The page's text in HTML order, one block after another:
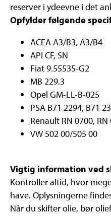
reserver i ydeevne i det
Opfylder følgende
ACEA A3/B3, A3/B4
API CF, SN
Fiat 9.55535-G2
MB 229.3
Opel GM-LL-B-025
PSA B71 2294, B71
Renault RN 0700, RN
VW 502 00/505 00
Vigtig information ved
Kontroller altid, hvor
have. Oplysningerne
Når du skifter olie, bør